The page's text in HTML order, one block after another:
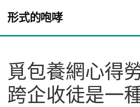
形式的咆哮
覓包養網心得
跨企收徒是一